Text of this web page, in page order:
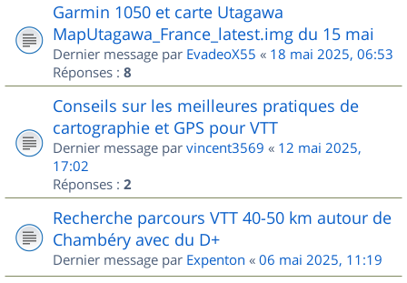
Garmin 1050 et carte Utagawa
MapUtagawa_France_latest.img du 15 mai
Dernier message par EvadeoX55 « 18 mai 2025, 06:53
Réponses : 8
Conseils sur les meilleures pratiques de
cartographie et GPS pour VTT
Dernier message par vincent3569 « 12 mai 2025,
17:02
Réponses : 2
Recherche parcours VTT 40-50 km autour de
Chambéry avec du D+
Dernier message par Expenton « 06 mai 2025, 11:19